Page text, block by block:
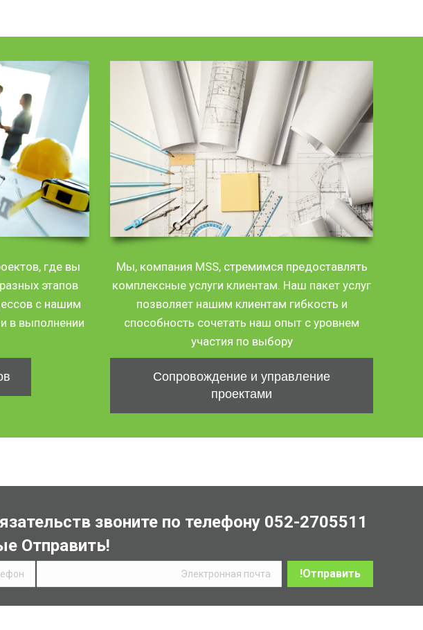
Мы, компания MSS, стремимся предоставлять
комплексные услуги клиентам. Наш пакет услуг
позволяет нашим клиентам гибкость и
способность сочетать наш опыт с уровнем
участия по выбору
Сопровождение и управление
проектами
где вы
этапов
с нашим
в выполнении
звоните по телефону 052-2705511
Отправить!